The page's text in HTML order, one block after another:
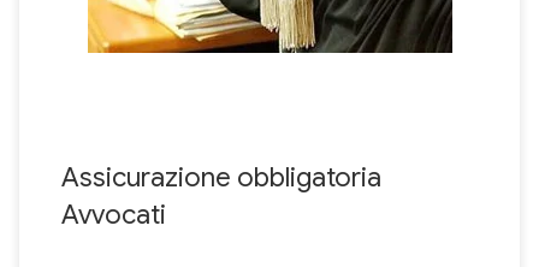
un primo momento l’obbligatorietà della copertura fu fissata
nell’agosto 2012. Alcune cause dovute all’organizzazione da […]
Assicurazione obbligatoria
Avvocati